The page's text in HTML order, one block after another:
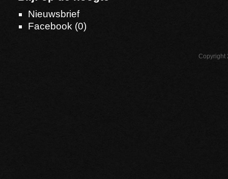
Nieuwsbrief
Facebook (0)
Copyright